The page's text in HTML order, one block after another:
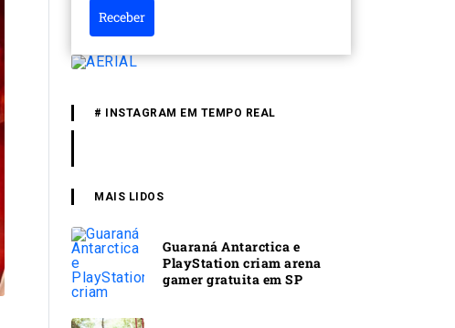
Receber
# INSTAGRAM EM TEMPO REAL
MAIS LIDOS
Guaraná Antarctica e
PlayStation criam arena
gamer gratuita em SP